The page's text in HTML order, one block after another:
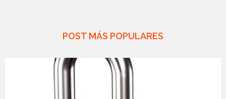
POST MÁS POPULARES